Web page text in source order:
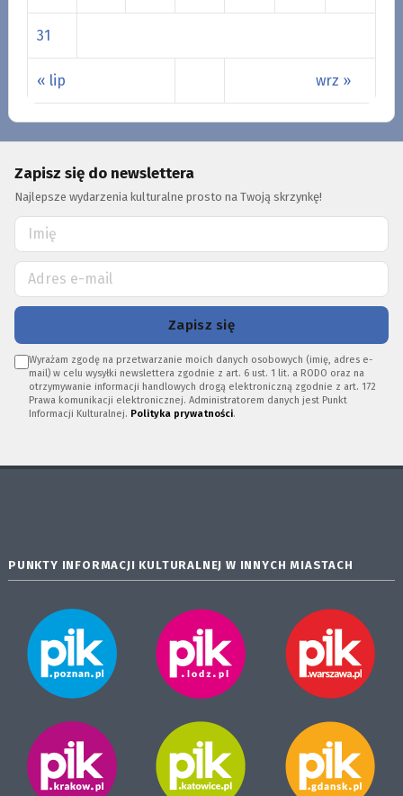
« lip wrz »
31
Zapisz się do newslettera
Najlepsze wydarzenia kulturalne prosto na Twoją skrzynkę!
Zapisz się
Wyrażam zgodę na przetwarzanie moich danych osobowych (imię, adres e-
mail) w celu wysyłki newslettera zgodnie z art. 6 ust. 1 lit. a RODO oraz na
otrzymywanie informacji handlowych drogą elektroniczną zgodnie z art. 172
Prawa komunikacji elektronicznej. Administratorem danych jest Punkt
Informacji Kulturalnej. Polityka prywatności.
PUNKTY INFORMACJI KULTURALNEJ W INNYCH MIASTACH